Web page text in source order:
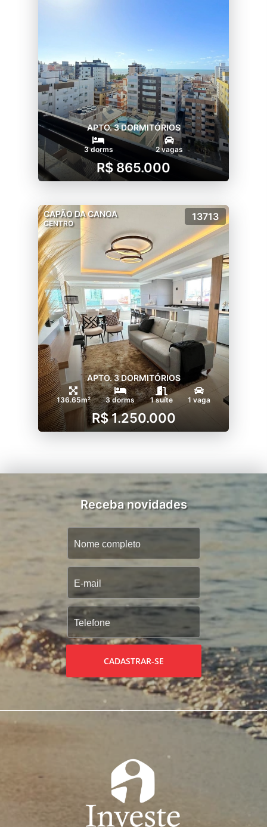
APTO. 3 DORMITÓRIOS
3 dorms 2 vagas
R$ 865.000
CAPÃO DA CANOA
CENTRO
13713
APTO. 3 DORMITÓRIOS
136.65m² 3 dorms 1 suíte 1 vaga
R$ 1.250.000
Receba novidades
CADASTRAR-SE